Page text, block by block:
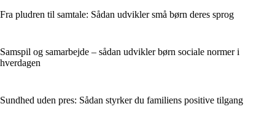
Fra pludren til samtale: Sådan udvikler små børn deres sprog
Samspil og samarbejde – sådan udvikler børn sociale normer i
hverdagen
Sundhed uden pres: Sådan styrker du familiens positive tilgang